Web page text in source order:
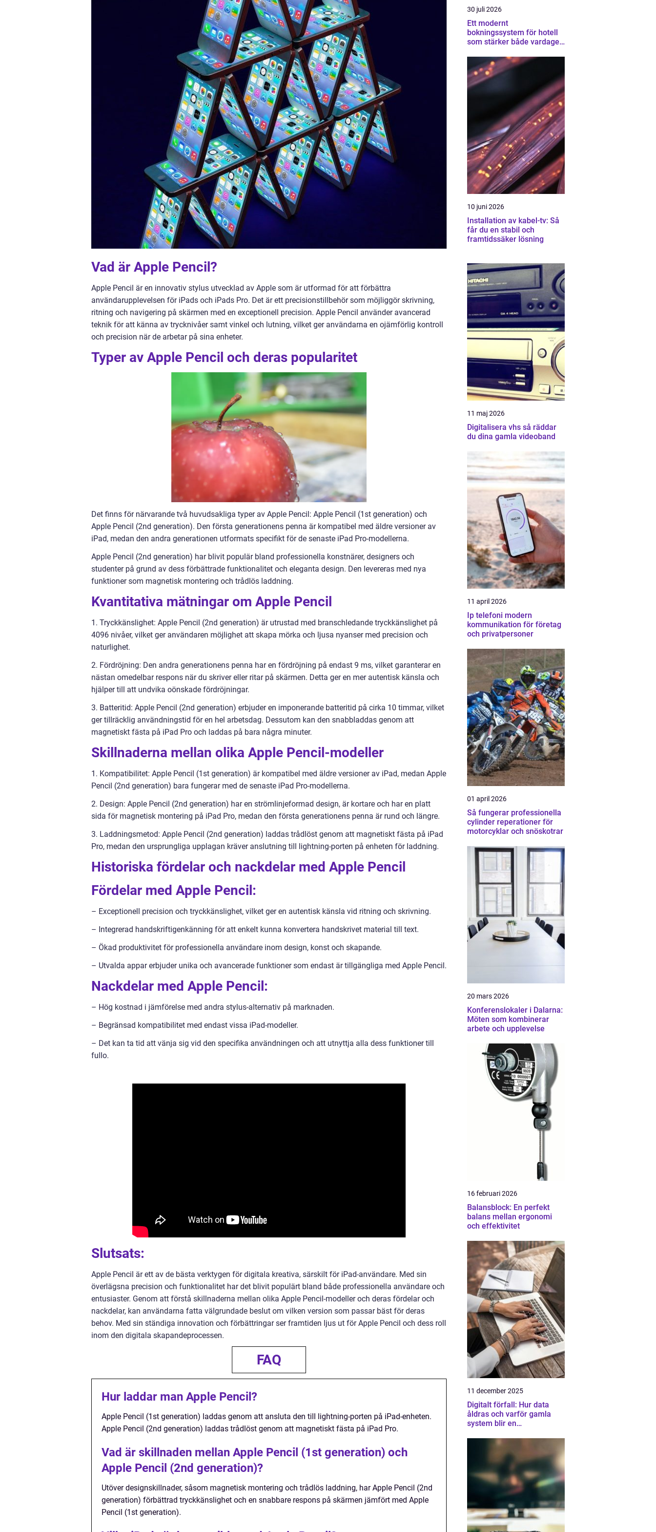
Vad är Apple Pencil?
Apple Pencil är en innovativ stylus utvecklad av Apple som är utformad för att förbättra
användarupplevelsen för iPads och iPads Pro. Det är ett precisionstillbehör som möjliggör skrivning,
ritning och navigering på skärmen med en exceptionell precision. Apple Pencil använder avancerad
teknik för att känna av trycknivåer samt vinkel och lutning, vilket ger användarna en ojämförlig kontroll
och precision när de arbetar på sina enheter.
Typer av Apple Pencil och deras popularitet
Det finns för närvarande två huvudsakliga typer av Apple Pencil: Apple Pencil (1st generation) och
Apple Pencil (2nd generation). Den första generationens penna är kompatibel med äldre versioner av
iPad, medan den andra generationen utformats specifikt för de senaste iPad Pro-modellerna.
Apple Pencil (2nd generation) har blivit populär bland professionella konstnärer, designers och
studenter på grund av dess förbättrade funktionalitet och eleganta design. Den levereras med nya
funktioner som magnetisk montering och trådlös laddning.
Kvantitativa mätningar om Apple Pencil
1. Tryckkänslighet: Apple Pencil (2nd generation) är utrustad med branschledande tryckkänslighet på
4096 nivåer, vilket ger användaren möjlighet att skapa mörka och ljusa nyanser med precision och
naturlighet.
2. Fördröjning: Den andra generationens penna har en fördröjning på endast 9 ms, vilket garanterar en
nästan omedelbar respons när du skriver eller ritar på skärmen. Detta ger en mer autentisk känsla och
hjälper till att undvika oönskade fördröjningar.
3. Batteritid: Apple Pencil (2nd generation) erbjuder en imponerande batteritid på cirka 10 timmar, vilket
ger tillräcklig användningstid för en hel arbetsdag. Dessutom kan den snabbladdas genom att
magnetiskt fästa på iPad Pro och laddas på bara några minuter.
Skillnaderna mellan olika Apple Pencil-modeller
1. Kompatibilitet: Apple Pencil (1st generation) är kompatibel med äldre versioner av iPad, medan Apple
Pencil (2nd generation) bara fungerar med de senaste iPad Pro-modellerna.
2. Design: Apple Pencil (2nd generation) har en strömlinjeformad design, är kortare och har en platt
sida för magnetisk montering på iPad Pro, medan den första generationens penna är rund och längre.
3. Laddningsmetod: Apple Pencil (2nd generation) laddas trådlöst genom att magnetiskt fästa på iPad
Pro, medan den ursprungliga upplagan kräver anslutning till lightning-porten på enheten för laddning.
Historiska fördelar och nackdelar med Apple Pencil
Fördelar med Apple Pencil:
– Exceptionell precision och tryckkänslighet, vilket ger en autentisk känsla vid ritning och skrivning.
– Integrerad handskriftigenkänning för att enkelt kunna konvertera handskrivet material till text.
– Ökad produktivitet för professionella användare inom design, konst och skapande.
– Utvalda appar erbjuder unika och avancerade funktioner som endast är tillgängliga med Apple Pencil.
Nackdelar med Apple Pencil:
– Hög kostnad i jämförelse med andra stylus-alternativ på marknaden.
– Begränsad kompatibilitet med endast vissa iPad-modeller.
– Det kan ta tid att vänja sig vid den specifika användningen och att utnyttja alla dess funktioner till
fullo.
Slutsats:
Apple Pencil är ett av de bästa verktygen för digitala kreativa, särskilt för iPad-användare. Med sin
överlägsna precision och funktionalitet har det blivit populärt bland både professionella användare och
entusiaster. Genom att förstå skillnaderna mellan olika Apple Pencil-modeller och deras fördelar och
nackdelar, kan användarna fatta välgrundade beslut om vilken version som passar bäst för deras
behov. Med sin ständiga innovation och förbättringar ser framtiden ljus ut för Apple Pencil och dess roll
inom den digitala skapandeprocessen.
FAQ
Hur laddar man Apple Pencil?
Apple Pencil (1st generation) laddas genom att ansluta den till lightning-porten på iPad-enheten.
Apple Pencil (2nd generation) laddas trådlöst genom att magnetiskt fästa på iPad Pro.
Vad är skillnaden mellan Apple Pencil (1st generation) och
Apple Pencil (2nd generation)?
Utöver designskillnader, såsom magnetisk montering och trådlös laddning, har Apple Pencil (2nd
generation) förbättrad tryckkänslighet och en snabbare respons på skärmen jämfört med Apple
Pencil (1st generation).
30 juli 2026
Ett modernt
bokningssystem för hotell
som stärker både vardagen
10 juni 2026
Installation av kabel-tv: Så
får du en stabil och
framtidssäker lösning
11 maj 2026
Digitalisera vhs så räddar
du dina gamla videoband
11 april 2026
Ip telefoni modern
kommunikation för företag
och privatpersoner
01 april 2026
Så fungerar professionella
cylinder reperationer för
motorcyklar och snöskotrar
20 mars 2026
Konferenslokaler i Dalarna:
Möten som kombinerar
arbete och upplevelse
16 februari 2026
Balansblock: En perfekt
balans mellan ergonomi
och effektivitet
11 december 2025
Digitalt förfall: Hur data
åldras och varför gamla
system blir en